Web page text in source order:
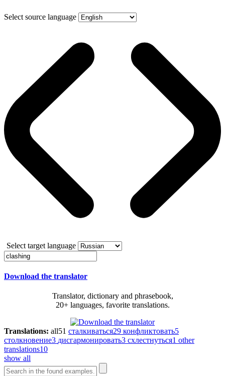
Select source language
Select target language
Download the translator
Translator, dictionary and phrasebook,
20+ languages, favorite translations.
Translations: all51 сталкиваться29 конфликтовать5
столкновение3 дисгармонировать3 схлестнуться1 other
translations10
show all